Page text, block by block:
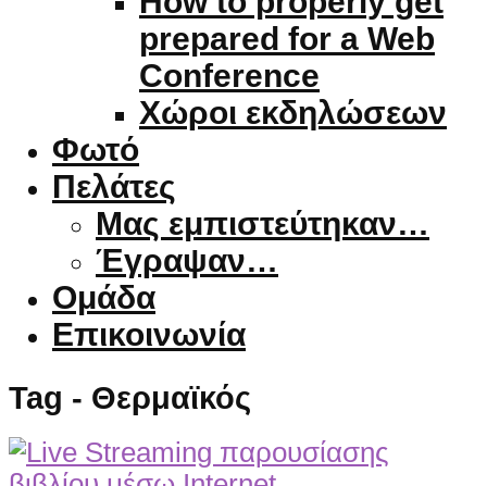
prepared for a Web
Conference
Χώροι εκδηλώσεων
Φωτό
Πελάτες
Μας εμπιστεύτηκαν…
Έγραψαν…
Ομάδα
Επικοινωνία
Tag - Θερμαϊκός